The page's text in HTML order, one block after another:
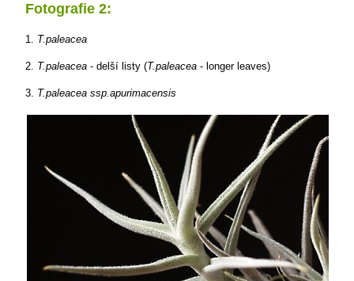
Fotografie 2:
1. T.paleacea
2. T.paleacea - delší listy (T.paleacea - longer leaves)
3. T.paleacea ssp.apurimacensis